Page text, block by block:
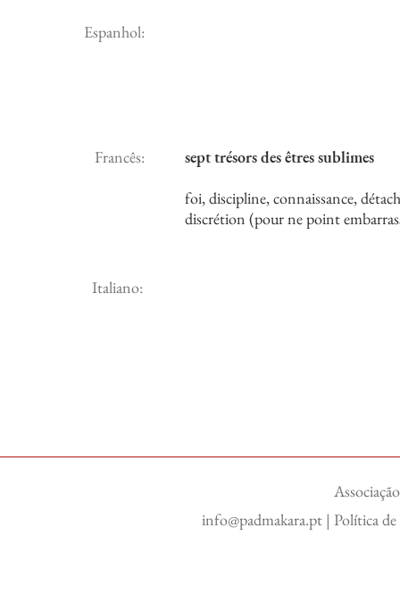
Espanhol:
Francês:
sept trésors des êtres sublimes
foi, discipline, connaissance,
discrétion (pour ne point
Italiano:
info@padmakara.pt | Política